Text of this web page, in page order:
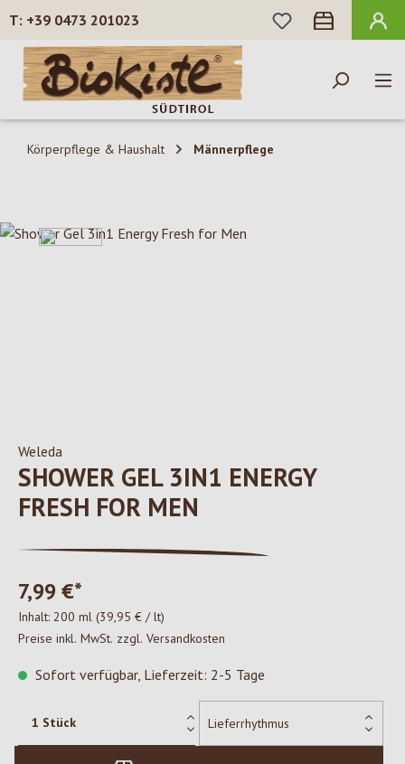
Zum Hauptinhalt springen
+39 0473 201023
DU HAST 0
Körperpflege & Haushalt Männerpflege
Bildergalerie überspringen
Weleda
SHOWER GEL 3IN1 ENERGY
FRESH FOR MEN
7,99 €*
Inhalt: 200 ml (39,95 € / lt)
Preise inkl. MwSt. zzgl. Versandkosten
Sofort verfügbar, Lieferzeit: 2-5 Tage